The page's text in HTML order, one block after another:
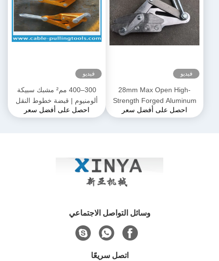
فيديو
28mm Max Open High-
Strength Forged Aluminum
Alloy Come-Along Clamp معاحصل على أفضل سعر
فيديو
300–400 مم² مشبك سبيكة
ألومنيوم | قبضة خطوط النقل
لموصلات ACSR و AAAC
احصل على أفضل سعر
وسائل التواصل الاجتماعي
اتصل سريعًا